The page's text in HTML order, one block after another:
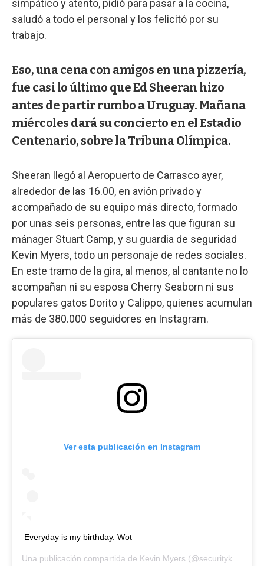
simpático y atento, pidió para pasar a la cocina,
saludó a todo el personal y los felicitó por su
trabajo.
Eso, una cena con amigos en una pizzería,
fue casi lo último que Ed Sheeran hizo
antes de partir rumbo a Uruguay. Mañana
miércoles dará su concierto en el Estadio
Centenario, sobre la Tribuna Olímpica.
Sheeran llegó al Aeropuerto de Carrasco ayer,
alrededor de las 16.00, en avión privado y
acompañado de su equipo más directo, formado
por unas seis personas, entre las que figuran su
mánager Stuart Camp, y su guardia de seguridad
Kevin Myers, todo un personaje de redes sociales.
En este tramo de la gira, al menos, al cantante no lo
acompañan ni su esposa Cherry Seaborn ni sus
populares gatos Dorito y Calippo, quienes acumulan
más de 380.000 seguidores en Instagram.
Ver esta publicación en Instagram
Everyday is my birthday. Wot
Una publicación compartida de Kevin Myers (@securitykev) el